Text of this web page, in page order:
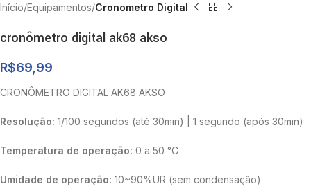
Início Equipamentos Cronometro Digital
cronômetro digital ak68 akso
R$69,99
CRONÔMETRO DIGITAL AK68 AKSO
Resolução: 1/100 segundos (até 30min) | 1 segundo (após 30min)
Temperatura de operação: 0 a 50 °C
Umidade de operação: 10~90%UR (sem condensação)